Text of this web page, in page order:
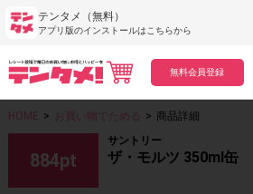
テンタメ（無料）
アプリ版のインストールはこちらから
無料会員登録
HOME > お買い物でためる > 商品詳細
884pt
サントリー
ザ・モルツ 350ml缶